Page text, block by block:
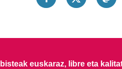
euskaraz, libre eta